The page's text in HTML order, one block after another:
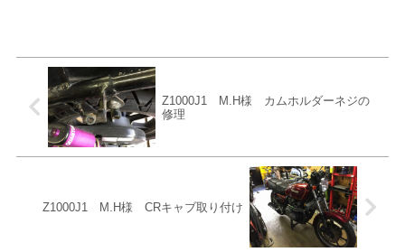
Z1000J1 M.H様 カムホルダーネジの
修理
Z1000J1 M.H様 CRキャブ取り付け